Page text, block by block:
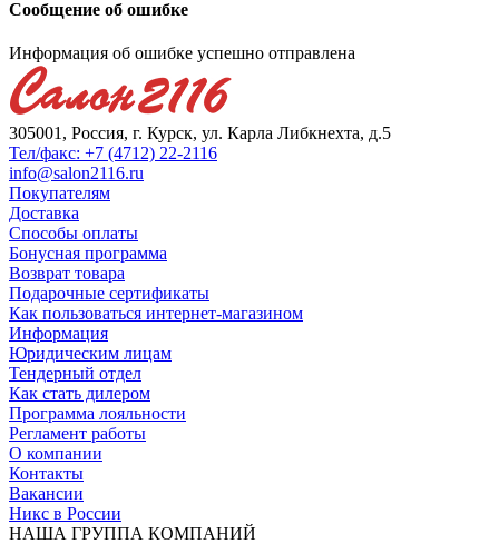
Сообщение об ошибке
Информация об ошибке успешно отправлена
305001, Россия, г. Курск, ул. Карла Либкнехта, д.5
Тел/факс: +7 (4712) 22-2116
info@salon2116.ru
Покупателям
Доставка
Способы оплаты
Бонусная программа
Возврат товара
Подарочные сертификаты
Как пользоваться интернет-магазином
Информация
Юридическим лицам
Тендерный отдел
Как стать дилером
Программа лояльности
Регламент работы
О компании
Контакты
Вакансии
Никс в России
НАША ГРУППА КОМПАНИЙ